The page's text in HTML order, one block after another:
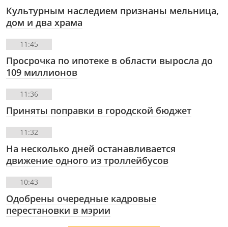
Культурным наследием признаны мельница,
дом и два храма
11:45
Просрочка по ипотеке в области выросла до
109 миллионов
11:36
Приняты поправки в городской бюджет
11:32
На несколько дней останавливается
движение одного из троллейбусов
10:43
Одобрены очередные кадровые
перестановки в мэрии